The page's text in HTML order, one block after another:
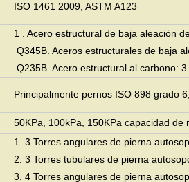
ISO 1461 2009, ASTM A123
1 . Acero estructural de baja aleación
Q345B. Aceros estructurales de baja
Q235B. Acero estructural al carbono:
Principalmente pernos ISO 898 grado
50KPa, 100kPa, 150KPa capacidad
1. 3 Torres angulares de pierna
2. 3 Torres tubulares de pierna
3. 4 Torres angulares de pierna